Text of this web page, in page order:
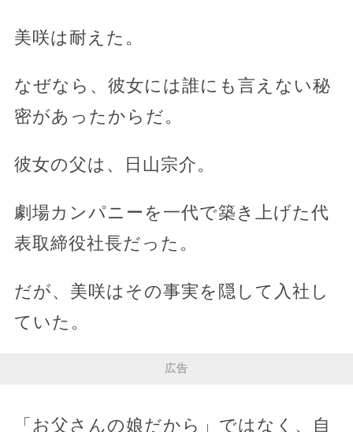
美咲は耐えた。
なぜなら、彼女には誰にも言えない秘
密があったからだ。
彼女の父は、日山宗介。
劇場カンパニーを一代で築き上げた代
表取締役社長だった。
だが、美咲はその事実を隠して入社し
ていた。
広告
「お父さんの娘だから」ではなく、自